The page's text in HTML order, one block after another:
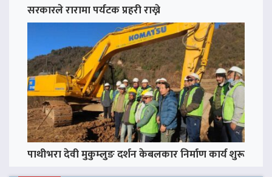
सरकारले रारामा पर्यटक प्रहरी राख्ने
पाथीभरा देवी मुकुम्लुङ दर्शन केबलकार निर्माण कार्य शुरू